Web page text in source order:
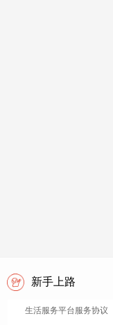
新手上路
生活服务平台服务协议